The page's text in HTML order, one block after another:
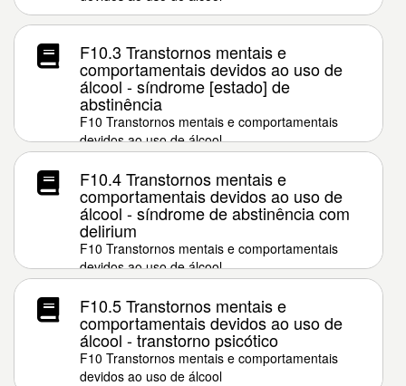
F10.3 Transtornos mentais e
comportamentais devidos ao uso de
álcool - síndrome [estado] de
abstinência
F10 Transtornos mentais e comportamentais
devidos ao uso de álcool
F10.4 Transtornos mentais e
comportamentais devidos ao uso de
álcool - síndrome de abstinência com
delirium
F10 Transtornos mentais e comportamentais
devidos ao uso de álcool
F10.5 Transtornos mentais e
comportamentais devidos ao uso de
álcool - transtorno psicótico
F10 Transtornos mentais e comportamentais
devidos ao uso de álcool